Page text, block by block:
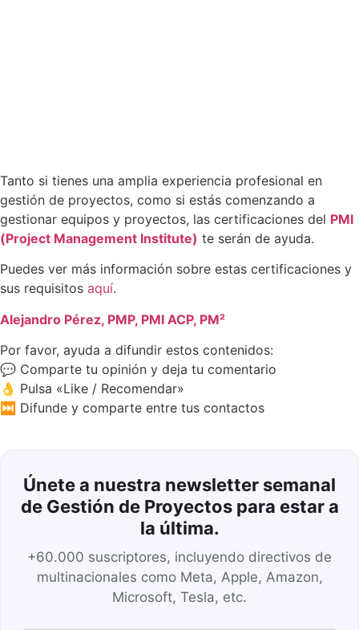
Tanto si tienes una amplia experiencia profesional en
gestión de proyectos, como si estás comenzando a
gestionar equipos y proyectos, las certificaciones del PMI
(Project Management Institute) te serán de ayuda.
Puedes ver más información sobre estas certificaciones y
sus requisitos aquí.
Alejandro Pérez, PMP, PMI ACP, PM²
Por favor, ayuda a difundir estos contenidos:
💬 Comparte tu opinión y deja tu comentario
👌 Pulsa «Like / Recomendar»
⏭️ Difunde y comparte entre tus contactos
Únete a nuestra newsletter semanal
de Gestión de Proyectos para estar a
la última.
+60.000 suscriptores, incluyendo directivos de
multinacionales como Meta, Apple, Amazon,
Microsoft, Tesla, etc.